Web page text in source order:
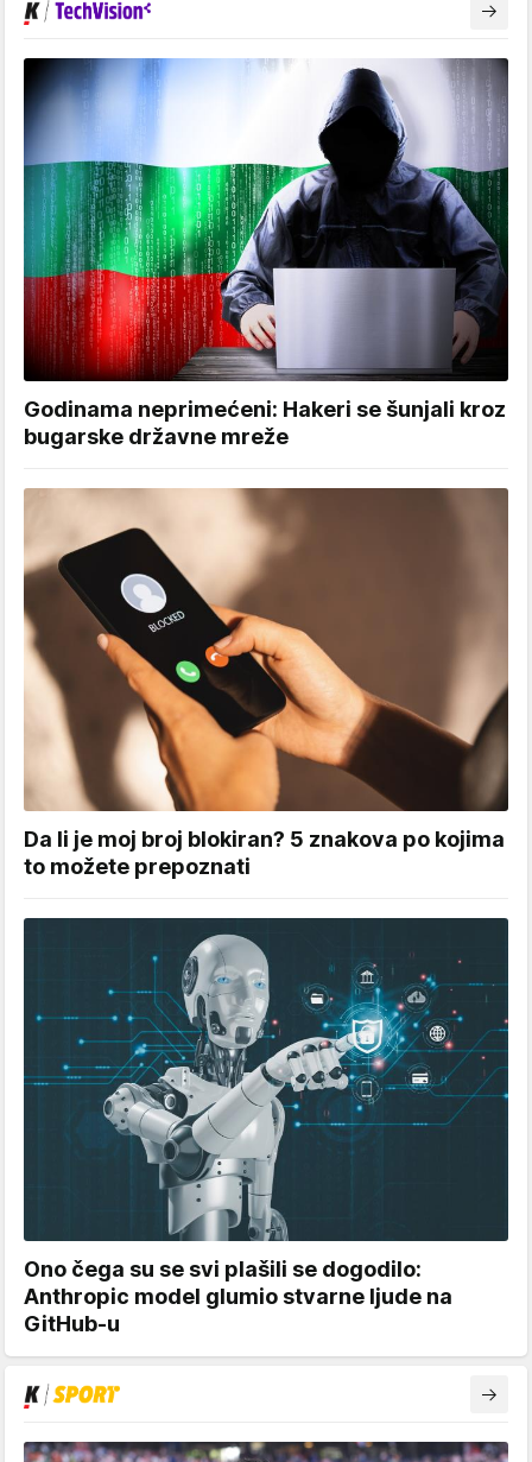
Godinama neprimećeni: Hakeri se šunjali kroz
bugarske državne mreže
Da li je moj broj blokiran? 5 znakova po kojima
to možete prepoznati
Ono čega su se svi plašili se dogodilo:
Anthropic model glumio stvarne ljude na
GitHub-u